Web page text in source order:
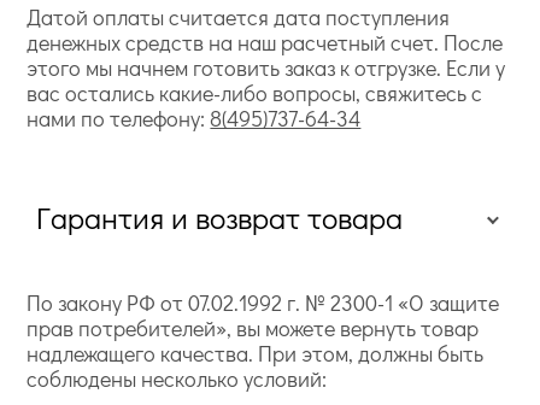
Датой оплаты считается дата поступления
денежных средств на наш расчетный счет. После
этого мы начнем готовить заказ к отгрузке. Если у
вас остались какие-либо вопросы, свяжитесь с
нами по телефону: 8(495)737-64-34
Гарантия и возврат товара
По закону РФ от 07.02.1992 г. № 2300-1 «О защите
прав потребителей», вы можете вернуть товар
надлежащего качества. При этом, должны быть
соблюдены несколько условий: